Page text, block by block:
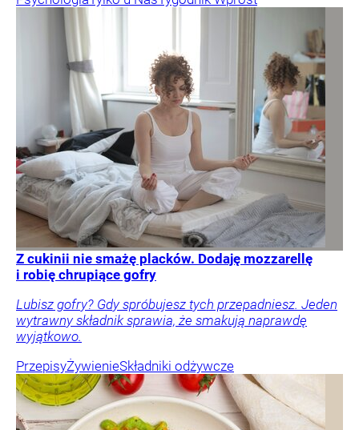
Z cukinii nie smażę placków. Dodaję mozzarellę
i robię chrupiące gofry
Lubisz gofry? Gdy spróbujesz tych przepadniesz. Jeden
wytrawny składnik sprawia, że smakują naprawdę
wyjątkowo.
PrzepisyŻywienieSkładniki odżywcze